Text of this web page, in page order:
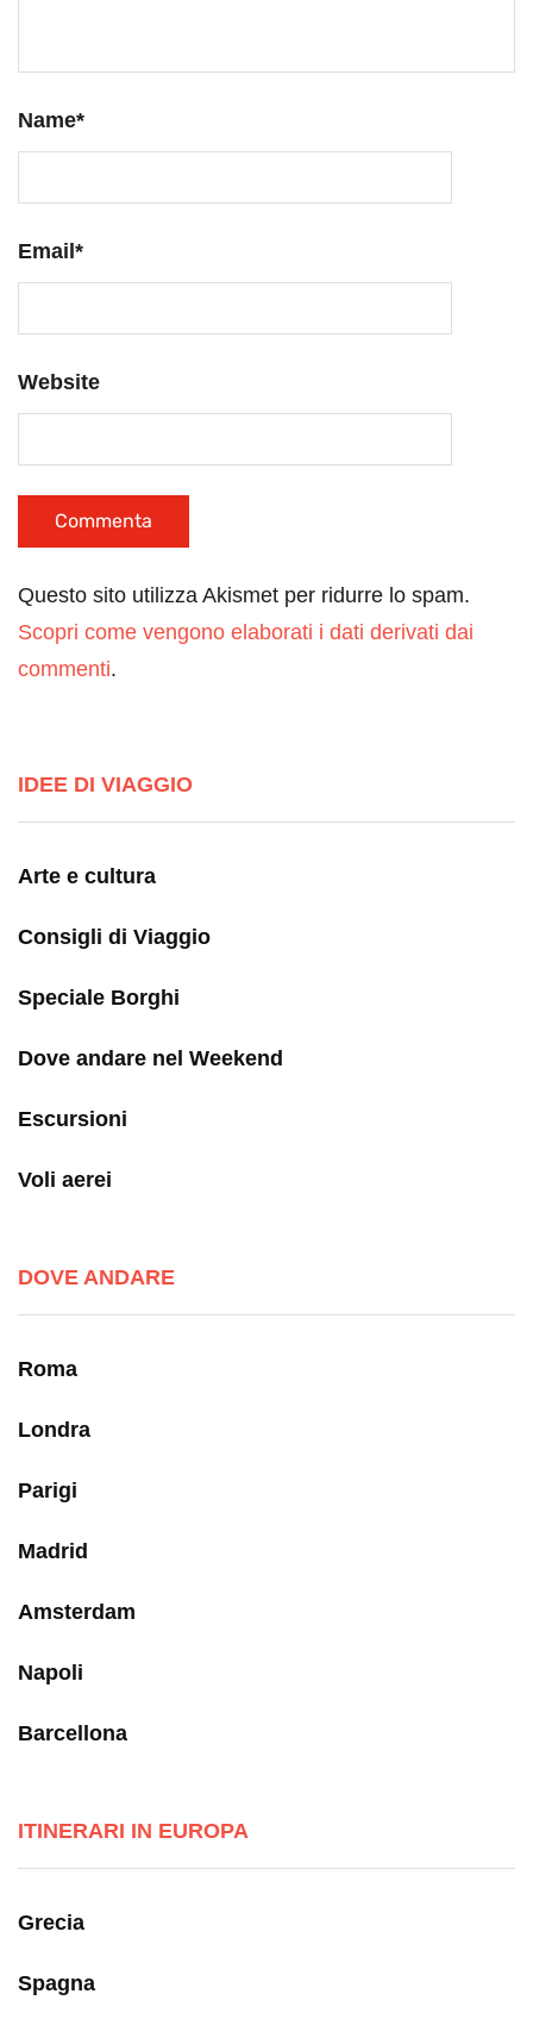
Name*
Email *
Website
Questo sito utilizza Akismet per ridurre lo spam.
Scopri come vengono elaborati i dati derivati dai
commenti.
IDEE DI VIAGGIO
Arte e cultura
Consigli di Viaggio
Speciale Borghi
Dove andare nel Weekend
Escursioni
Voli aerei
DOVE ANDARE
Roma
Londra
Parigi
Madrid
Amsterdam
Napoli
Barcellona
ITINERARI IN EUROPA
Grecia
Spagna